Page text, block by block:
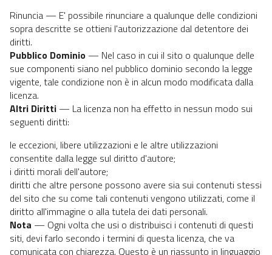
Rinuncia — E' possibile rinunciare a qualunque delle condizioni
sopra descritte se ottieni l'autorizzazione dal detentore dei
diritti.
Pubblico Dominio — Nel caso in cui il sito o qualunque delle
sue componenti siano nel pubblico dominio secondo la legge
vigente, tale condizione non è in alcun modo modificata dalla
licenza.
Altri Diritti — La licenza non ha effetto in nessun modo sui
seguenti diritti:
le eccezioni, libere utilizzazioni e le altre utilizzazioni
consentite dalla legge sul diritto d'autore;
i diritti morali dell'autore;
diritti che altre persone possono avere sia sui contenuti stessi
del sito che su come tali contenuti vengono utilizzati, come il
diritto all'immagine o alla tutela dei dati personali.
Nota — Ogni volta che usi o distribuisci i contenuti di questi
siti, devi farlo secondo i termini di questa licenza, che va
comunicata con chiarezza. Questo è un riassunto in linguaggio